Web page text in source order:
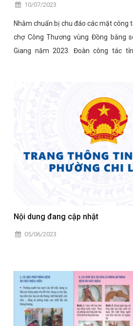
10/07/2023
Nhằm chuẩn bị chu đáo các mặt công
chợ Công Thương vùng Đồng bằng
Giang năm 2023. Đoàn công tác
các sở, ngành liên quan vừa có buổi
lãnh đạo Văn phòng Toà hành chính,
Takeo và tỉnh Kadal - Vương quốc
Nội dung đang cập nhật
05/06/2023